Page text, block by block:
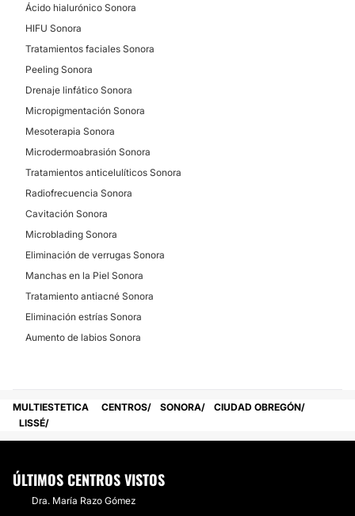
Ácido hialurónico Sonora
HIFU Sonora
Tratamientos faciales Sonora
Peeling Sonora
Drenaje linfático Sonora
Micropigmentación Sonora
Mesoterapia Sonora
Microdermoabrasión Sonora
Tratamientos anticelulíticos Sonora
Radiofrecuencia Sonora
Cavitación Sonora
Microblading Sonora
Eliminación de verrugas Sonora
Manchas en la Piel Sonora
Tratamiento antiacné Sonora
Eliminación estrías Sonora
Aumento de labios Sonora
MULTIESTETICA CENTROS SONORA
CIUDAD OBREGÓN
LISSÉ
ÚLTIMOS CENTROS VISTOS
Dra. María Razo Gómez